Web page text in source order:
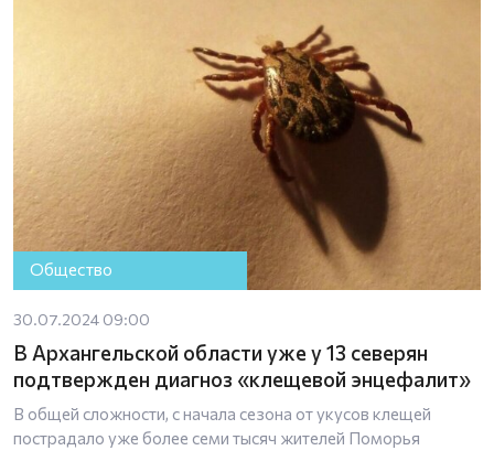
Общество
30.07.2024 09:00
В Архангельской области уже у 13 северян
подтвержден диагноз «клещевой энцефалит»
В общей сложности, с начала сезона от укусов клещей
пострадало уже более семи тысяч жителей Поморья